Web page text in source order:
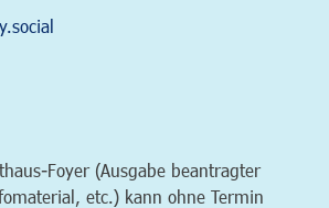
Foyer (Ausgabe beantragter
etc.) kann ohne Termin